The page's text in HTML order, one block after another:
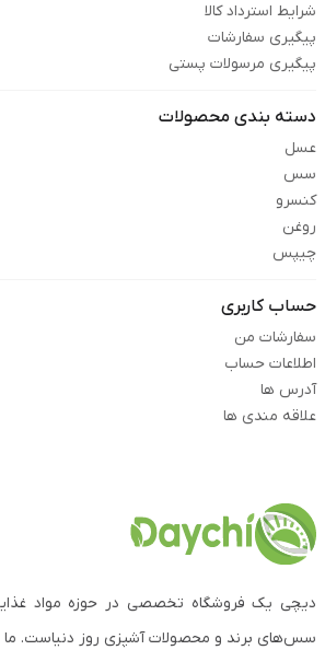
شرایط استرداد کالا
پیگیری سفارشات
پیگیری مرسولات پستی
دسته بندی محصولات
عسل
سس
کنسرو
روغن
چیپس
حساب کاربری
سفارشات من
اطلاعات حساب
آدرس ها
علاقه مندی ها
دیچی یک فروشگاه تخصصی در حوزه مواد غذایی
سس‌های برند و محصولات آشپزی روز دنیاست. ما